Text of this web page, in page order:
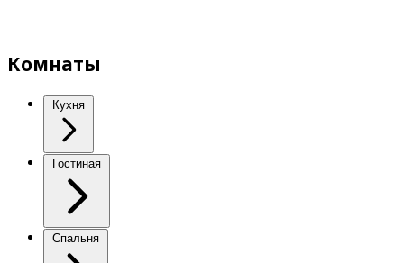
Комнаты
Кухня
Гостиная
Спальня